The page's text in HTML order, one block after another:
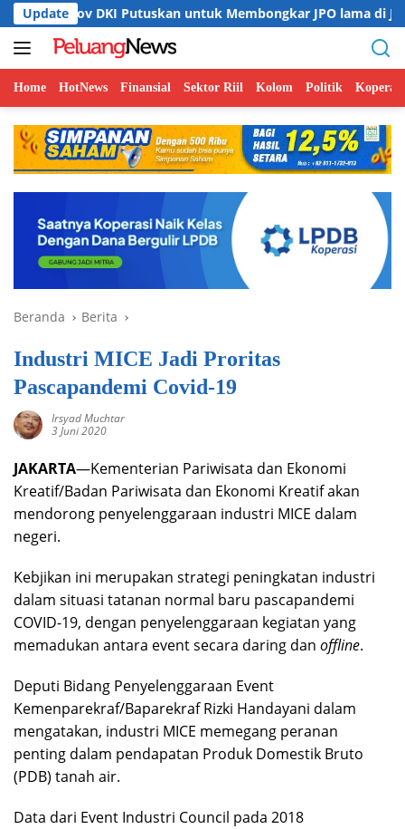
Langsung
ke
konten
Update
Putuskan untuk Membongkar JPO lama di Jalan HR Rasuna
Home HotNews Finansial Sektor Riil Kolom Politik Koperasi
Beranda Berita
Industri MICE Jadi Proritas
Pascapandemi Covid-19
Irsyad Muchtar
3 Juni 2020
JAKARTA—Kementerian Pariwisata dan Ekonomi
Kreatif/Badan Pariwisata dan Ekonomi Kreatif akan
mendorong penyelenggaraan industri MICE dalam
negeri.
Kebjikan ini merupakan strategi peningkatan industri
dalam situasi tatanan normal baru pascapandemi
COVID-19, dengan penyelenggaraan kegiatan yang
memadukan antara event secara daring dan offline.
Deputi Bidang Penyelenggaraan Event
Kemenparekraf/Baparekraf Rizki Handayani dalam
mengatakan, industri MICE memegang peranan
penting dalam pendapatan Produk Domestik Bruto
(PDB) tanah air.
Data dari Event Industri Council pada 2018